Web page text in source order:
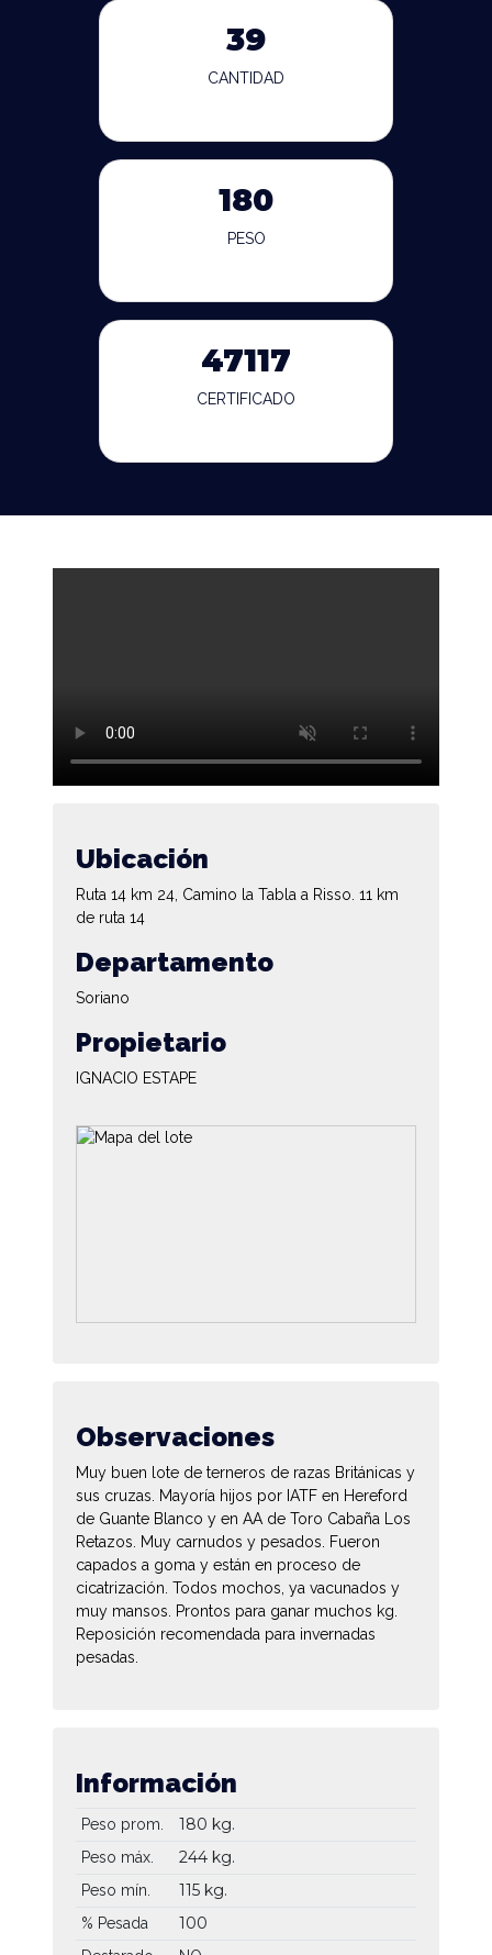
39
CANTIDAD
180
PESO
47117
CERTIFICADO
Ubicación
Ruta 14 km 24, Camino la Tabla a Risso. 11 km
de ruta 14
Departamento
Soriano
Propietario
IGNACIO ESTAPE
Observaciones
Muy buen lote de terneros de razas Británicas y
sus cruzas. Mayoría hijos por IATF en Hereford
de Guante Blanco y en AA de Toro Cabaña Los
Retazos. Muy carnudos y pesados. Fueron
capados a goma y están en proceso de
cicatrización. Todos mochos, ya vacunados y
muy mansos. Prontos para ganar muchos kg.
Reposición recomendada para invernadas
pesadas.
Información
Peso prom. 180 kg.
Peso máx. 244 kg.
Peso mín. 115 kg.
% Pesada 100